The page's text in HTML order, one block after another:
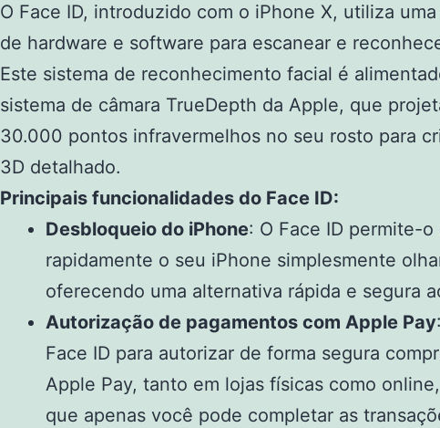
O Face ID, introduzido com o iPhone X, utiliza
de hardware e software para escanear e
Este sistema de reconhecimento facial é
sistema de câmara TrueDepth da Apple, que
30.000 pontos infravermelhos no seu rosto para
3D detalhado.
Principais funcionalidades do Face ID:
Desbloqueio do iPhone: O Face ID permite-
rapidamente o seu iPhone simplesmente
oferecendo uma alternativa rápida e segura
Autorização de pagamentos com Apple Pay
Face ID para autorizar de forma segura
Apple Pay, tanto em lojas físicas como
que apenas você pode completar as